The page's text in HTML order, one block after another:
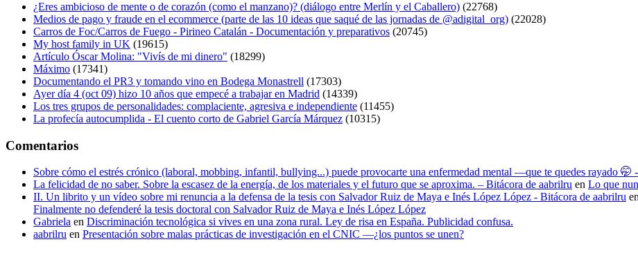
¿Eres ambicioso de mente o de corazón (como el manzano)? (diálogo entre Merlín y el Caballero) (22768)
Medios de pago y fraude en el ecommerce (parte de las 10 ideas que saqué de las jornadas de @adigital_org) (22028)
Carros de Foc/Carros de Fuego - Pirineo Catalán - Documentación y preparativos (20745)
My host family in UK (19615)
Artículo Óscar Molina: "Vivís de mi dinero" (18299)
Máximo (17341)
Documentando el PR3 y tomando vino en Bodega Monastrell (17303)
Ayer día 4 (oct 09) hizo 10 años que empecé a trabajar en Madrid (14339)
Los tres grupos de personalidades: complaciente, agresiva e independiente (11455)
La profecía autocumplida - El cuento corto de Gabriel García Márquez (10315)
Comentarios
Sobre cómo el estrés crónico (laboral, mobbing, infantil, bullying...) puede provocarte una enfermedad mental —que te quedes rayado 🤭
La felicidad de no saber. Sobre la escasez de la energía, de los materiales y el futuro que se aproxima. – Bitácora de aabrilru en Lo que
II. Un librito y un vídeo sobre mi renuncia a la defensa de la tesis con Salvador Ruiz de Maya e Inés López López - Bitácora de aabrilru
Finalmente no defenderé la tesis doctoral con Salvador Ruiz de Maya e Inés López López
Gabriela en Discriminación tecnológica si vives en una zona rural. Ley de risa en España. Publicidad confusa.
aabrilru en Presentación sobre malas prácticas de investigación en el CNIC —¿los puntos se unen?